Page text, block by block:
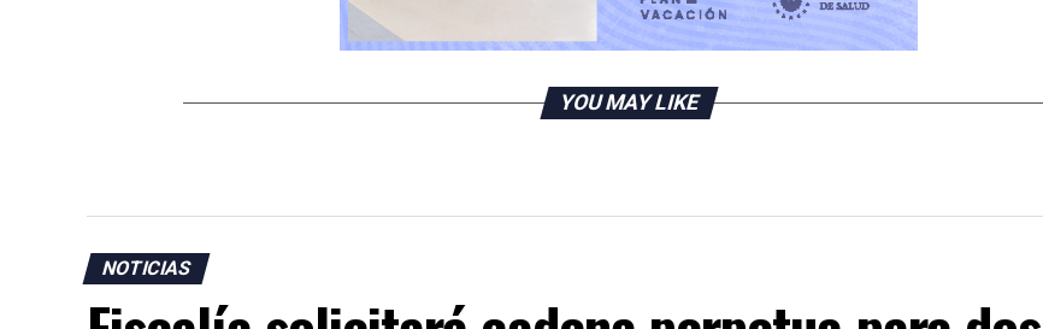
YOU MAY LIKE
NOTICIAS